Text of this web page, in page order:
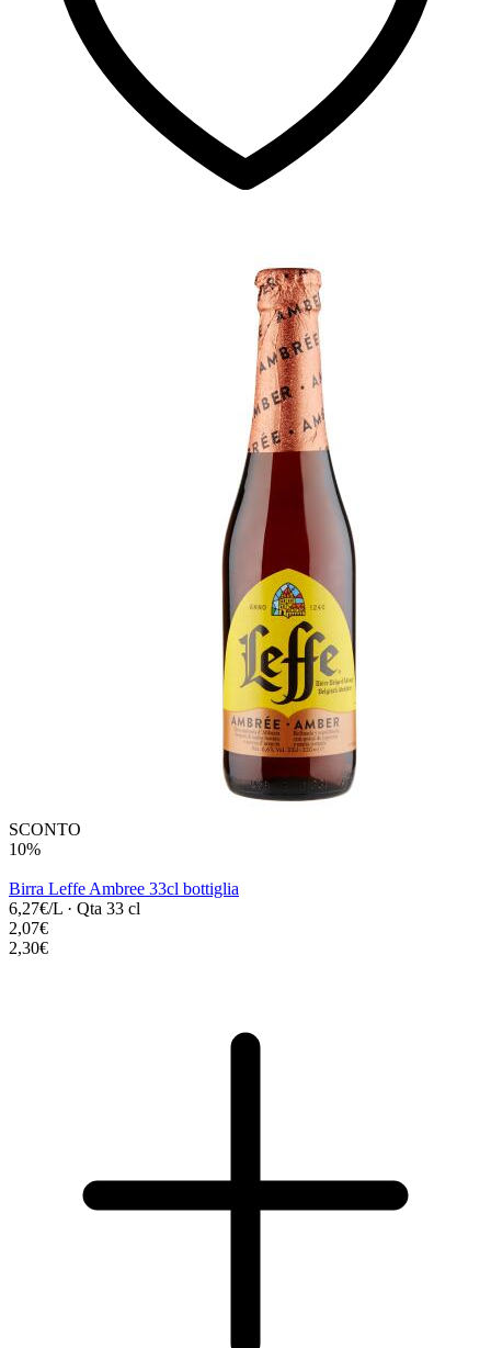
SCONTO
10%
Birra Leffe Ambree 33cl bottiglia
6,27€/L · Qta 33 cl
2,07€
2,30€